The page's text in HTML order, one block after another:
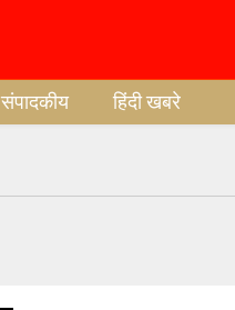
संपादकीय हिंदी खबरे